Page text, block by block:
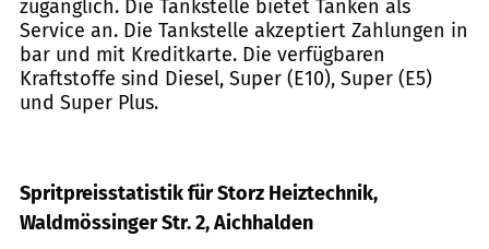
zugänglich. Die Tankstelle bietet Tanken als
Service an. Die Tankstelle akzeptiert Zahlungen in
bar und mit Kreditkarte. Die verfügbaren
Kraftstoffe sind Diesel, Super (E10), Super (E5)
und Super Plus.
Spritpreisstatistik für Storz Heiztechnik,
Waldmössinger Str. 2, Aichhalden